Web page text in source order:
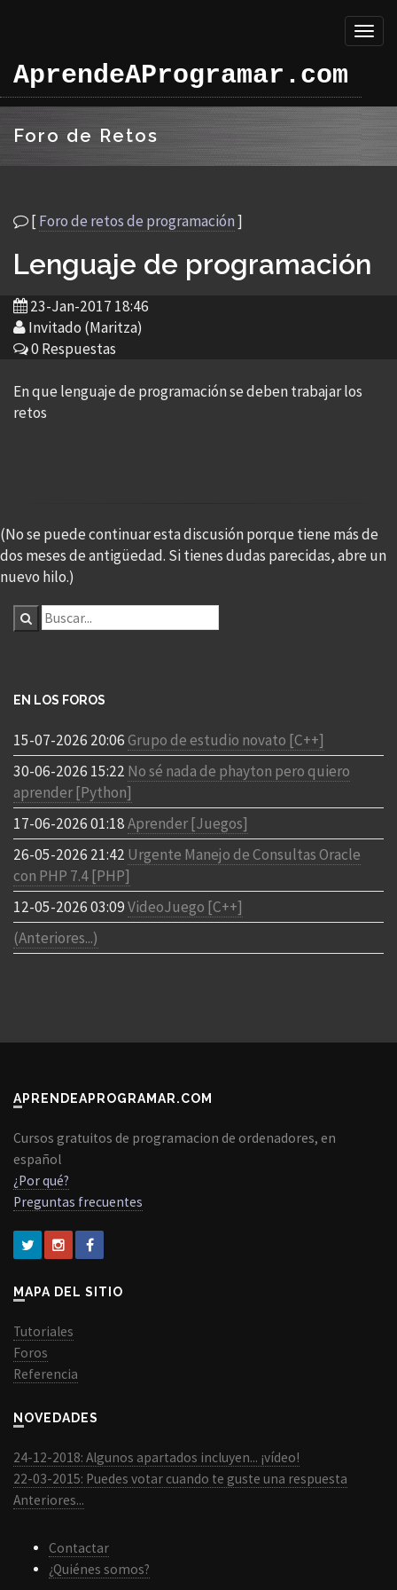
AprendeAProgramar.com
Foro de Retos
[Foro de retos de programación]
Lenguaje de programación
23-Jan-2017 18:46
Invitado (Maritza)
0 Respuestas
En que lenguaje de programación se deben trabajar los
retos
(No se puede continuar esta discusión porque tiene más de
dos meses de antigüedad. Si tienes dudas parecidas, abre un
nuevo hilo.)
EN LOS FOROS
15-07-2026 20:06Grupo de estudio novato [C++]
30-06-2026 15:22 No sé nada de phayton pero quiero
aprender [Python]
17-06-2026 01:18Aprender [Juegos]
26-05-2026 21:42 Urgente Manejo de Consultas Oracle
con PHP 7.4 [PHP]
12-05-2026 03:09VideoJuego [C++]
(Anteriores...)
APRENDEAPROGRAMAR.COM
Cursos gratuitos de programacion de ordenadores, en
español
¿Por qué?
Preguntas frecuentes
MAPA DEL SITIO
Tutoriales
Foros
Referencia
NOVEDADES
24-12-2018: Algunos apartados incluyen... ¡vídeo!
22-03-2015: Puedes votar cuando te guste una respuesta
Anteriores...
Contactar
¿Quiénes somos?